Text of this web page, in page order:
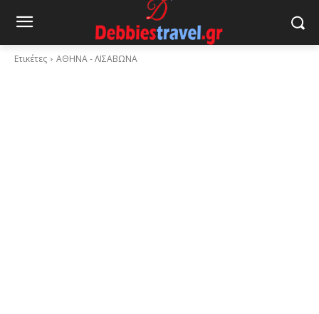
Ετικέτες ΑΘΗΝΑ - ΛΙΣΑΒΩΝΑ